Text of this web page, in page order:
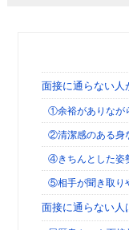
面接に通らない人
①余裕がありなが
②清潔感のある身
④きちんとした姿
⑤相手が聞き取り
面接に通らない人